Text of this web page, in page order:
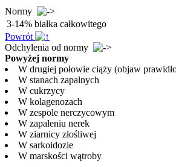
Normy
3-14% białka całkowitego
Powrót
Odchylenia od normy
Powyżej normy
W drugiej połowie ciąży (objaw
W stanach zapalnych
W cukrzycy
W kolagenozach
W zespole nerczycowym
W zapaleniu nerek
W ziarnicy złośliwej
W sarkoidozie
W marskości wątroby